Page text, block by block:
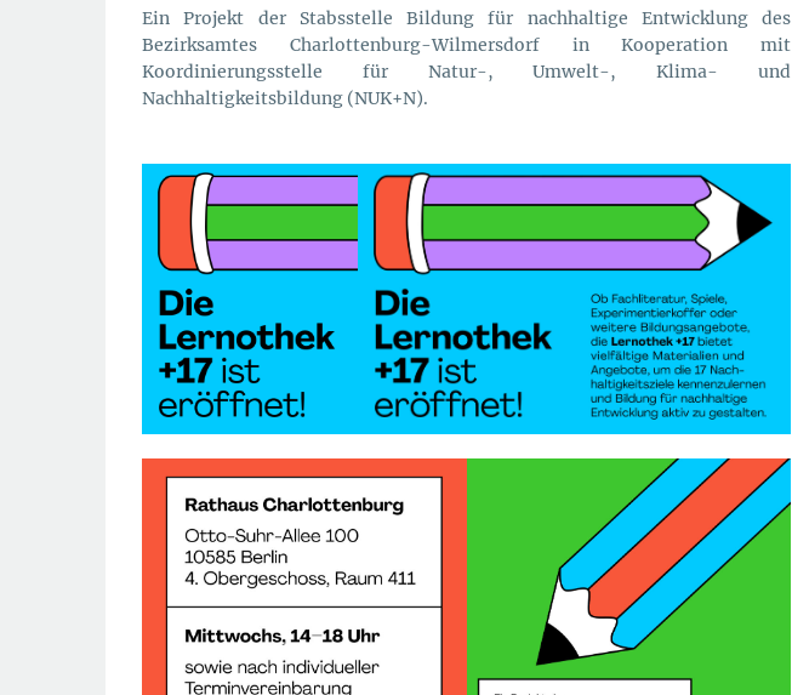
Ein Projekt der Stabsstelle Bildung für nachhaltige Entwicklung des
Bezirksamtes Charlottenburg-Wilmersdorf in Kooperation mit
Koordinierungsstelle für Natur-, Umwelt-, Klima- und
Nachhaltigkeitsbildung (NUK+N).